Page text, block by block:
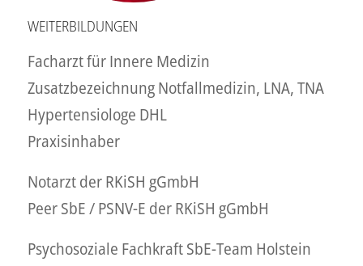
WEITERBILDUNGEN
Facharzt für Innere Medizin
Zusatzbezeichnung Notfallmedizin, LNA, TNA
Hypertensiologe DHL
Praxisinhaber
Notarzt der RKiSH gGmbH
Peer SbE / PSNV-E der RKiSH gGmbH
Psychosoziale Fachkraft SbE-Team Holstein